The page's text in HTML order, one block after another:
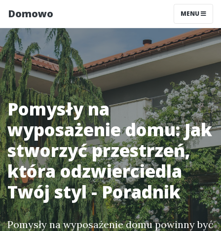
Domowo MENU
Pomysły na
wyposażenie domu: Jak
stworzyć przestrzeń,
która odzwierciedla
Twój styl - Poradnik
Pomysły na wyposażenie domu powinny być